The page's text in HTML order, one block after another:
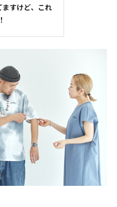
すけど、これ